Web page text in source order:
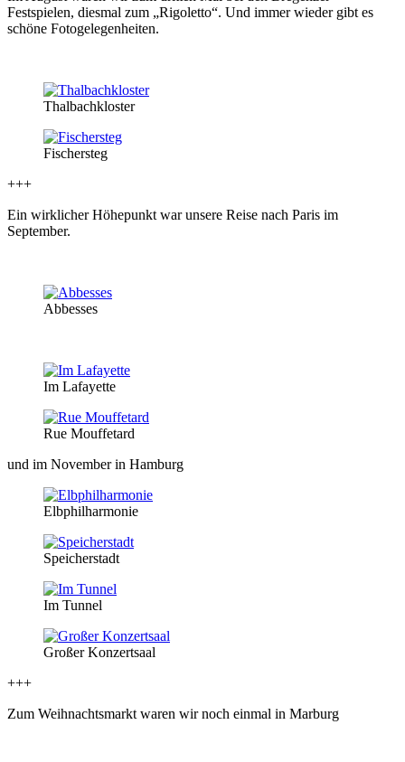
Festspielen, diesmal zum „Rigoletto“. Und immer wieder gibt es
schöne Fotogelegenheiten.
Thalbachkloster
Fischersteg
+++
Ein wirklicher Höhepunkt war unsere Reise nach Paris im
September.
Abbesses
Im Lafayette
Rue Mouffetard
und im November in Hamburg
Elbphilharmonie
Speicherstadt
Im Tunnel
Großer Konzertsaal
+++
Zum Weihnachtsmarkt waren wir noch einmal in Marburg